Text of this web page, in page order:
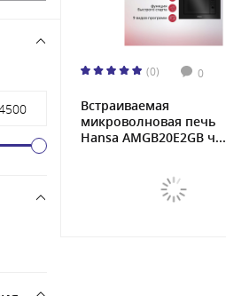
(0) 0
Встраиваемая
микроволновая печь
Hansa AMGB20E2GB ч...